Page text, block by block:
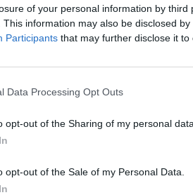
of your personal information by third
This information may also be disclosed
Participants that may further disclose it to
Data Processing Opt Outs
opt-out of the Sharing of my personal data.
opt-out of the Sale of my Personal Data.
Colpo dell'Uta
anche Serra,
con Piroddi,
Sanna, Simoni e
4 Ago 2026
portiere Fadda,
con Samuele Pinna